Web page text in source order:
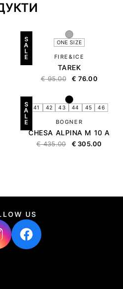
S
A
L
E
ONE SIZE
FIRE&ICE
TAREK
€95.00 € 76.00
S
A
L
E
41 42 43 44 45 46
BOGNER
CHESA ALPINA M 10 A
€435.00 € 305.00
US